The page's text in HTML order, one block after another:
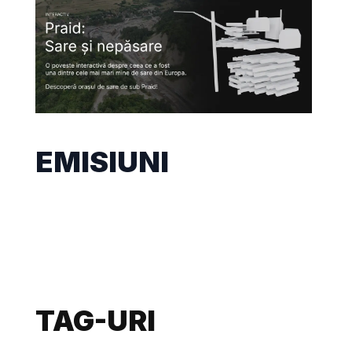
EMISIUNI
TAG-URI